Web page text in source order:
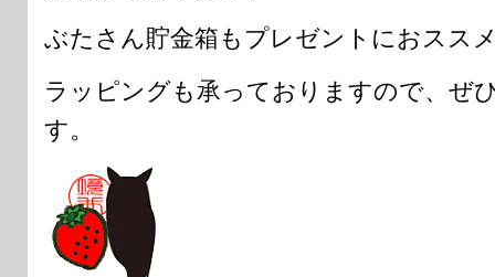
ぶたさん貯金箱もプレゼントにおスス
ラッピングも承っておりますので、ぜ
す。